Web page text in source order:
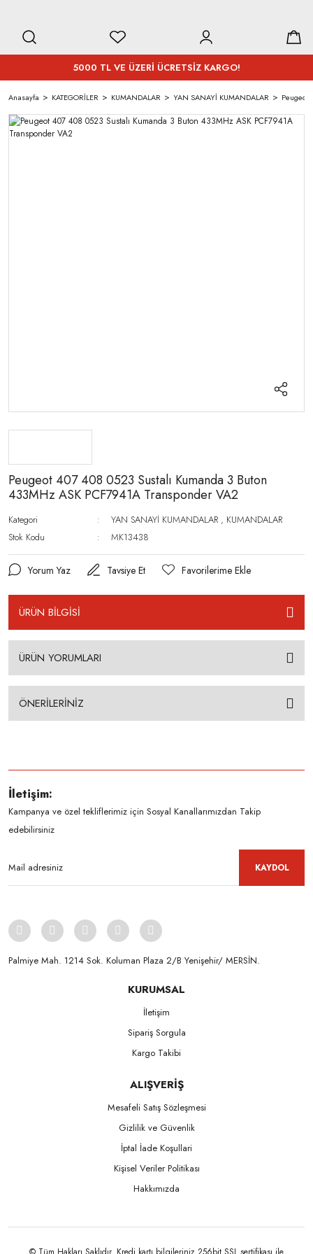
5000 TL VE ÜZERİ ÜCRETSİZ KARGO!
Anasayfa KATEGORİLER KUMANDALAR YAN SANAYİ KUMANDALAR Peugeot
Peugeot 407 408 0523 Sustalı Kumanda 3 Buton
433MHz ASK PCF7941A Transponder VA2
Kategori YAN SANAYİ KUMANDALAR , KUMANDALAR
Stok Kodu
MK13438
Yorum Yaz Tavsiye Et
ÜRÜN BİLGİSİ
ÜRÜN YORUMLARI
ÖNERİLERİNİZ
İletişim:
Kampanya ve özel tekliflerimiz için Sosyal Kanallarımızdan Takip
edebilirsiniz
KAYDOL
Palmiye Mah. 1214 Sok. Koluman Plaza 2/B Yenişehir/ MERSİN.ㅤㅤㅤㅤㅤㅤㅤㅤㅤㅤㅤㅤㅤㅤㅤㅤㅤㅤㅤㅤㅤㅤㅤㅤㅤㅤㅤㅤㅤㅤㅤㅤㅤㅤㅤ ㅤㅤㅤㅤㅤㅤㅤㅤㅤㅤ
KURUMSAL
İletişim
Sipariş Sorgula
Kargo Takibi
ALIŞVERİŞ
Mesafeli Satış Sözleşmesi
Gizlilik ve Güvenlik
İptal İade Koşullari
Kişisel Veriler Politikası
Hakkımızda